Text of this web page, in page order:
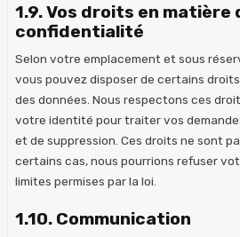
1.9. Vos droits en matière
confidentialité
Selon votre emplacement et sous
vous pouvez disposer de certains
des données. Nous respectons ces
votre identité pour traiter vos
et de suppression. Ces droits ne sont
certains cas, nous pourrions refuser
limites permises par la loi.
1.10. Communication